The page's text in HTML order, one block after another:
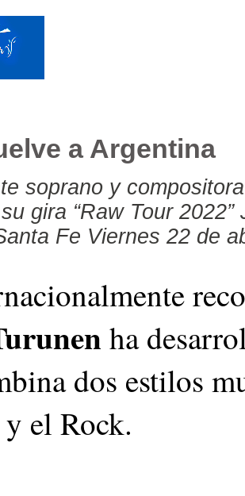
a Argentina
soprano y
gira “Raw Tour
Fe Viernes 22 de
ha
dos estilos
el Rock.